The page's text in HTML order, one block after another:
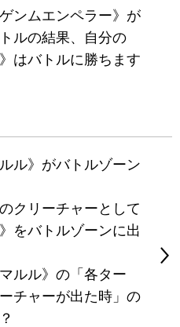
ンムエンペラー》が
ルの結果、自分の
はバトルに勝ちます
ル》がバトルゾーン
クリーチャーとして
をバトルゾーンに出
ルル》の「各ター
チャーが出た時」の